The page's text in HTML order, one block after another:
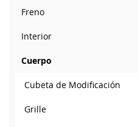
Freno
Interior
Cuerpo
Cubeta de Modificación
Grille